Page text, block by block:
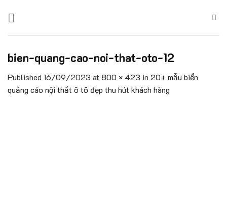
bien-quang-cao-noi-that-oto-12
Published 16/09/2023 at800 × 423 in 20+ mẫu biển
quảng cáo nội thất ô tô đẹp thu hút khách hàng